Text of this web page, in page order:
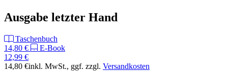
Ausgabe letzter Hand
Taschenbuch
14,80 €
E-Book
12,99 €
14,80 €inkl. MwSt., ggf. zzgl. Versandkosten